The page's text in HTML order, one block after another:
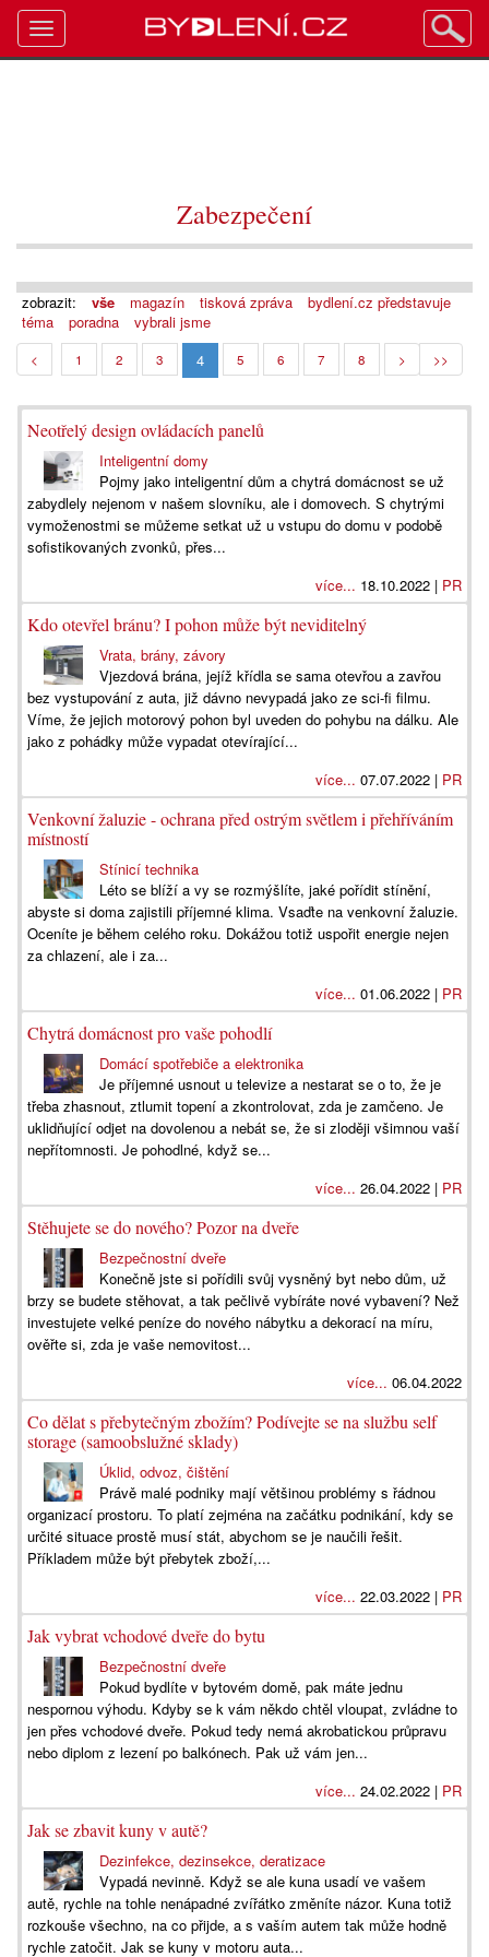
Zabezpečení
zobrazit: vše magazín tisková zpráva
bydlení.cz představuje
téma
poradna vybrali jsme
< 1 2 3 4 5 6 7 8 > >>
Neotřelý design ovládacích panelů
Inteligentní domy
Pojmy jako inteligentní dům a chytrá domácnost se už
zabydlely nejenom v našem slovníku, ale i domovech. S chytrými
vymoženostmi se můžeme setkat už u vstupu do domu v podobě
sofistikovaných zvonků, přes...
více... 18.10.2022 | PR
Kdo otevřel bránu? I pohon může být neviditelný
Vrata, brány, závory
Vjezdová brána, jejíž křídla se sama otevřou a zavřou
bez vystupování z auta, již dávno nevypadá jako ze sci-fi filmu.
Víme, že jejich motorový pohon byl uveden do pohybu na dálku. Ale
jako z pohádky může vypadat otevírající...
více... 07.07.2022 | PR
Venkovní žaluzie - ochrana před ostrým světlem i přehříváním
místností
Stínicí technika
Léto se blíží a vy se rozmýšlíte, jaké pořídit stínění,
abyste si doma zajistili příjemné klima. Vsaďte na venkovní žaluzie.
Oceníte je během celého roku. Dokážou totiž uspořit energie nejen
za chlazení, ale i za...
více... 01.06.2022 | PR
Chytrá domácnost pro vaše pohodlí
Domácí spotřebiče a elektronika
Je příjemné usnout u televize a nestarat se o to, že je
třeba zhasnout, ztlumit topení a zkontrolovat, zda je zamčeno. Je
uklidňující odjet na dovolenou a nebát se, že si zloději všimnou vaší
nepřítomnosti. Je pohodlné, když se...
více... 26.04.2022 | PR
Stěhujete se do nového? Pozor na dveře
Bezpečnostní dveře
Konečně jste si pořídili svůj vysněný byt nebo dům, už
brzy se budete stěhovat, a tak pečlivě vybíráte nové vybavení? Než
investujete velké peníze do nového nábytku a dekorací na míru,
ověřte si, zda je vaše nemovitost...
více... 06.04.2022
Co dělat s přebytečným zbožím? Podívejte se na službu self
storage (samoobslužné sklady)
Úklid, odvoz, čištění
Právě malé podniky mají většinou problémy s řádnou
organizací prostoru. To platí zejména na začátku podnikání, kdy se
určité situace prostě musí stát, abychom se je naučili řešit.
Příkladem může být přebytek zboží,...
více... 22.03.2022 | PR
Jak vybrat vchodové dveře do bytu
Bezpečnostní dveře
Pokud bydlíte v bytovém domě, pak máte jednu
nespornou výhodu. Kdyby se k vám někdo chtěl vloupat, zvládne to
jen přes vchodové dveře. Pokud tedy nemá akrobatickou průpravu
nebo diplom z lezení po balkónech. Pak už vám jen...
více... 24.02.2022 | PR
Jak se zbavit kuny v autě?
Dezinfekce, dezinsekce, deratizace
Vypadá nevinně. Když se ale kuna usadí ve vašem
autě, rychle na tohle nenápadné zvířátko změníte názor. Kuna totiž
rozkouše všechno, na co přijde, a s vaším autem tak může hodně
rychle zatočit. Jak se kuny v motoru auta...
Toggle
navigation